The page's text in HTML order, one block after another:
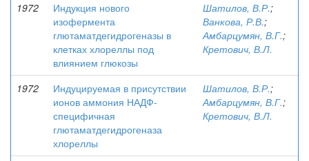
1972
Индукция нового
изофермента
глютаматдегидрогеназы в
клетках хлореллы под
влиянием глюкозы
Шатилов, В.Р.;
Ванкова, Р.В.;
Амбарцумян, В.Г.;
Кретович, В.Л.
1972
Индуцируемая в присутствии
ионов аммония НАДФ-
специфичная
глютаматдегидрогеназа
хлореллы
Шатилов, В.Р.;
Амбарцумян, В.Г.;
Кретович, В.Л.